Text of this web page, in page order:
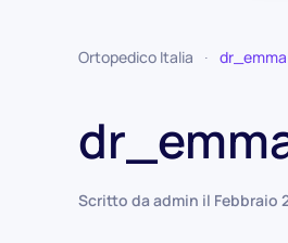
Ortopedico Italia dr_emma
Scritto da admin il Febbraio